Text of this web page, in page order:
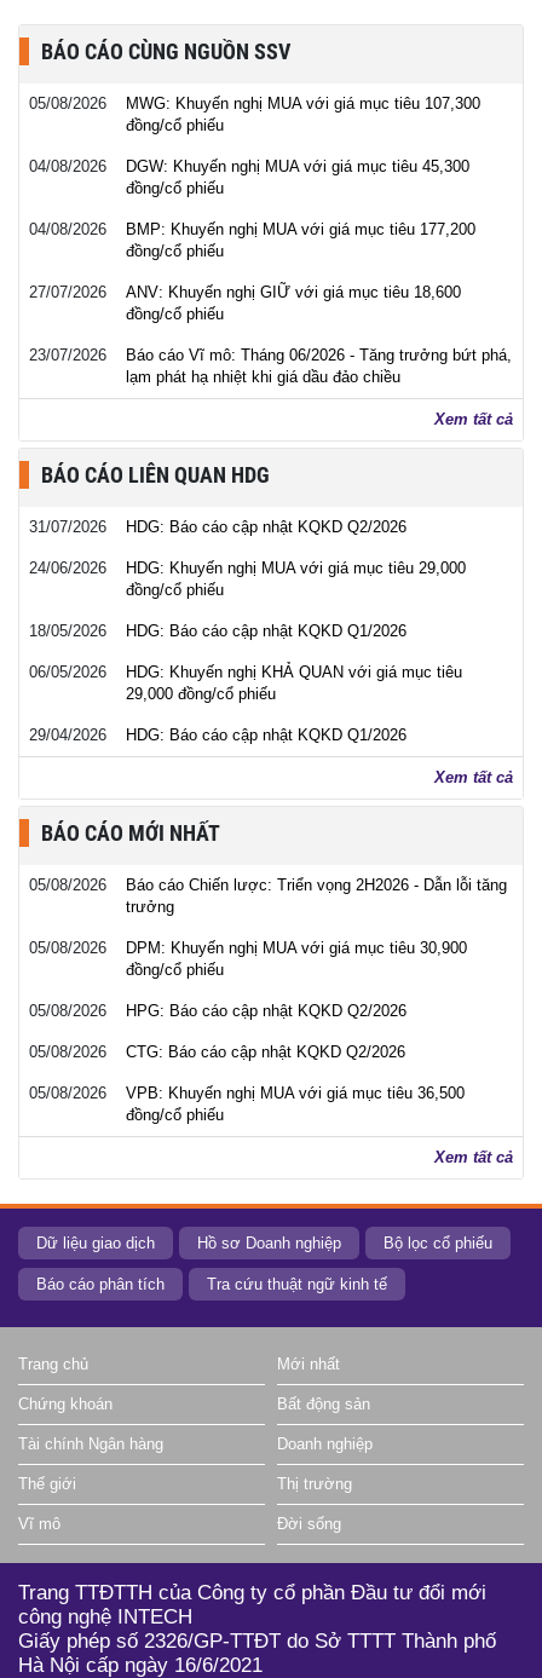
BÁO CÁO CÙNG NGUỒN SSV
05/08/2026
MWG: Khuyến nghị MUA với giá mục tiêu 107,300
đồng/cổ phiếu
04/08/2026
DGW: Khuyến nghị MUA với giá mục tiêu 45,300
đồng/cổ phiếu
04/08/2026
BMP: Khuyến nghị MUA với giá mục tiêu 177,200
đồng/cổ phiếu
27/07/2026
ANV: Khuyến nghị GIỮ với giá mục tiêu 18,600
đồng/cổ phiếu
23/07/2026
Báo cáo Vĩ mô: Tháng 06/2026 - Tăng trưởng bứt phá,
lạm phát hạ nhiệt khi giá dầu đảo chiều
Xem tất cả
BÁO CÁO LIÊN QUAN HDG
31/07/2026 HDG: Báo cáo cập nhật KQKD Q2/2026
24/06/2026
HDG: Khuyến nghị MUA với giá mục tiêu 29,000
đồng/cổ phiếu
18/05/2026 HDG: Báo cáo cập nhật KQKD Q1/2026
06/05/2026
HDG: Khuyến nghị KHẢ QUAN với giá mục tiêu
29,000 đồng/cổ phiếu
29/04/2026 HDG: Báo cáo cập nhật KQKD Q1/2026
Xem tất cả
BÁO CÁO MỚI NHẤT
05/08/2026
Báo cáo Chiến lược: Triển vọng 2H2026 - Dẫn lỗi tăng
trưởng
05/08/2026
DPM: Khuyến nghị MUA với giá mục tiêu 30,900
đồng/cổ phiếu
05/08/2026 HPG: Báo cáo cập nhật KQKD Q2/2026
05/08/2026 CTG: Báo cáo cập nhật KQKD Q2/2026
05/08/2026
VPB: Khuyến nghị MUA với giá mục tiêu 36,500
đồng/cổ phiếu
Xem tất cả
Dữ liệu giao dịch Hồ sơ Doanh nghiệp Bộ lọc cổ phiếu
Báo cáo phân tích Tra cứu thuật ngữ kinh tế
Trang chủ Mới nhất
Chứng khoán Bất động sản
Tài chính Ngân hàng Doanh nghiệp
Thế giới Thị trường
Vĩ mô Đời sống
Trang TTĐTTH của Công ty cổ phần Đầu tư đổi mới
công nghệ INTECH
Giấy phép số 2326/GP-TTĐT do Sở TTTT Thành phố
Hà Nội cấp ngày 16/6/2021